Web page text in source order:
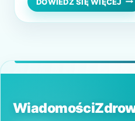
solidnie wypocząć,
jednak zapoznać się z
DO